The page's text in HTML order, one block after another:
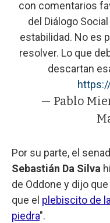
con comentarios
del Diálogo
estabilidad. No es
resolver. Lo que
descartan
— Pablo
Por su parte, el
Sebastián Da Silva
de Oddone y dijo
que el plebiscito de
piedra".